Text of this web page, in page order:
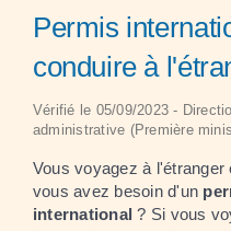
Permis
conduire à
Vérifié le 05/09/2023 -
administrative (Première
Vous voyagez à
vous avez besoin d'un
international ? Si vous